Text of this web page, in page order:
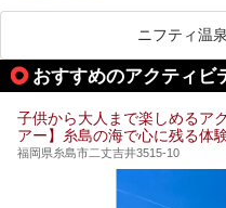
ペース、ロウリュ
が充実した施設
今回はそんなサ
泉・銭湯・スパ
ニフティ温
おすすめのアクティビ
子供から大人まで楽しめるア
アー】糸島の海で心に残る体
福岡県糸島市二丈吉井3515-10